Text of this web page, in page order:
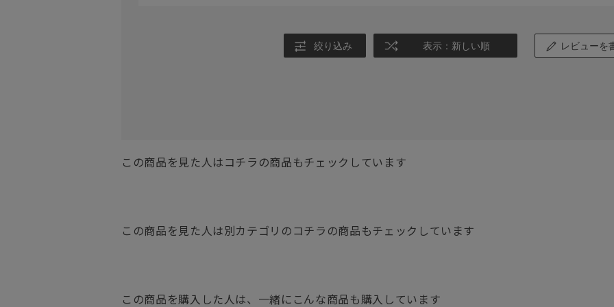
絞り込み 表示：新しい順 レビューを
この商品を見た人はコチラの商品もチェックしています
この商品を見た人は別カテゴリのコチラの商品もチェックしています
この商品を購入した人は、一緒にこんな商品も購入しています